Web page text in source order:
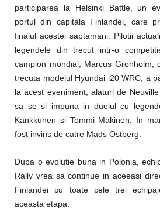
participarea la Helsinki Battle, un
portul din capitala Finlandei, care
finalul acestei saptamani. Pilotii
legendele din trecut intr-o
campion mondial, Marcus Gronholm,
trecuta modelul Hyundai i20 WRC, a
la acest eveniment, alaturi de
sa se si impuna in duelul cu
Kankkunen si Tommi Makinen. In
fost invins de catre Mads Ostberg.
Dupa o evolutie buna in Polonia,
Rally vrea sa continue in aceeasi
Finlandei cu toate cele trei
aceasta etapa.